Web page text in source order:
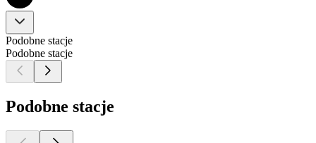
Podobne stacje
Podobne stacje
Podobne stacje